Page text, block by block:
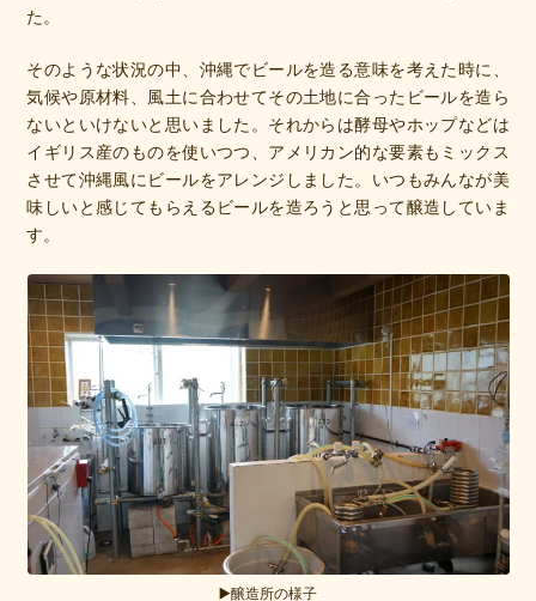
た。
そのような状況の中、沖縄でビールを造る意味を考えた時に、
気候や原材料、風土に合わせてその土地に合ったビールを造ら
ないといけないと思いました。それからは酵母やホップなどは
イギリス産のものを使いつつ、アメリカン的な要素もミックス
させて沖縄風にビールをアレンジしました。いつもみんなが美
味しいと感じてもらえるビールを造ろうと思って醸造していま
す。
▶️醸造所の様子